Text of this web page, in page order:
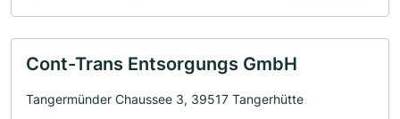
Cont-Trans Entsorgungs GmbH
Tangermünder Chaussee 3, 39517 Tangerhütte